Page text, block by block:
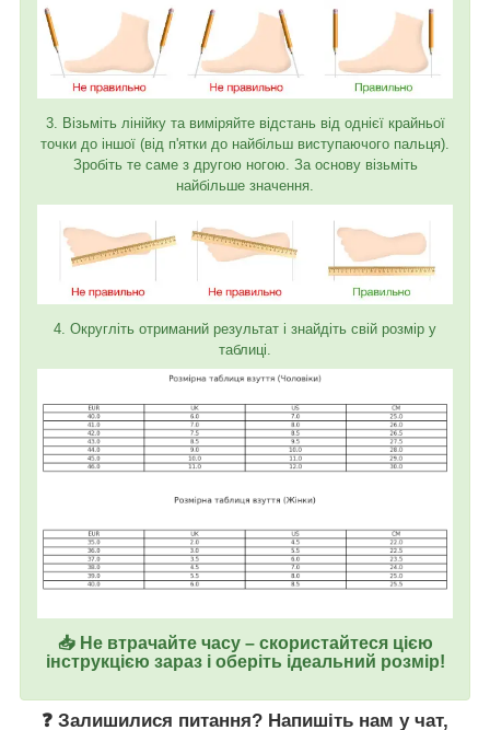
3. Візьміть лінійку та виміряйте відстань від однієї крайньої
точки до іншої (від п'ятки до найбільш виступаючого пальця).
Зробіть те саме з другою ногою. За основу візьміть
найбільше значення.
4. Округліть отриманий результат і знайдіть свій розмір у
таблиці.
📥 Не втрачайте часу – скористайтеся цією
інструкцією зараз і оберіть ідеальний розмір!
❓ Залишилися питання? Напишіть нам у чат,